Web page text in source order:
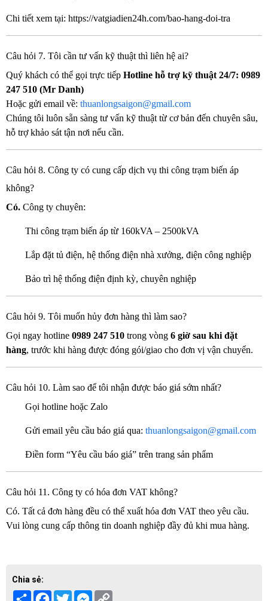
Chi tiết xem tại: https://vatgiadien24h.com/bao-hang-doi-tra
Câu hỏi 7. Tôi cần tư vấn kỹ thuật thì liên hệ ai?
Quý khách có thể gọi trực tiếp Hotline hỗ trợ kỹ thuật 24/7: 0989
247 510 (Mr Danh)
Hoặc gửi email về: thuanlongsaigon@gmail.com
Chúng tôi luôn sẵn sàng tư vấn kỹ thuật từ cơ bản đến chuyên sâu,
hỗ trợ khảo sát tận nơi nếu cần.
Câu hỏi 8. Công ty có cung cấp dịch vụ thi công trạm biến áp
không?
Có. Công ty chuyên:
Thi công trạm biến áp từ 160kVA – 2500kVA
Lắp đặt tủ điện, hệ thống điện nhà xưởng, điện công nghiệp
Bảo trì hệ thống điện định kỳ, chuyên nghiệp
Câu hỏi 9. Tôi muốn hủy đơn hàng thì làm sao?
Gọi ngay hotline 0989 247 510 trong vòng 6 giờ sau khi đặt
hàng, trước khi hàng được đóng gói/giao cho đơn vị vận chuyển.
Câu hỏi 10. Làm sao để tôi nhận được báo giá sớm nhất?
Gọi hotline hoặc Zalo
Gửi email yêu cầu báo giá qua: thuanlongsaigon@gmail.com
Điền form “Yêu cầu báo giá” trên trang sản phẩm
Câu hỏi 11. Công ty có hóa đơn VAT không?
Có. Tất cả đơn hàng đều có thể xuất hóa đơn VAT theo yêu cầu.
Vui lòng cung cấp thông tin doanh nghiệp đầy đủ khi mua hàng.
Chia sẻ:
Share Facebook
TwitterMessenger